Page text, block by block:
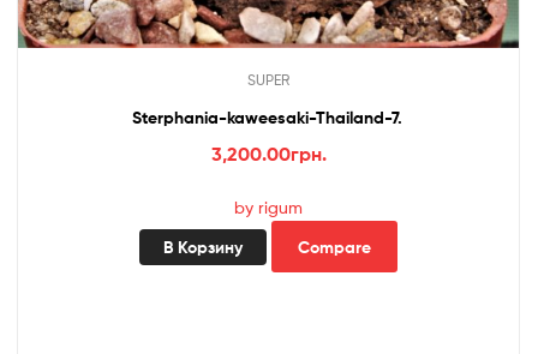
SUPER
Sterphania-kaweesaki-Thailand-7.
3,200.00грн.
by rigum
В Корзину Compare